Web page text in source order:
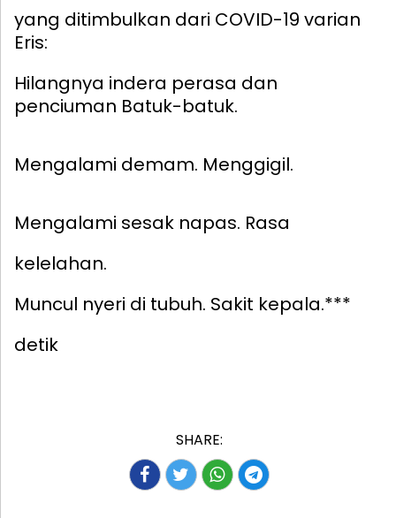
yang ditimbulkan dari COVID-19 varian
Eris:
Hilangnya indera perasa dan
penciuman Batuk-batuk.
Mengalami demam. Menggigil.
Mengalami sesak napas. Rasa
kelelahan.
Muncul nyeri di tubuh. Sakit kepala.***
detik
SHARE: